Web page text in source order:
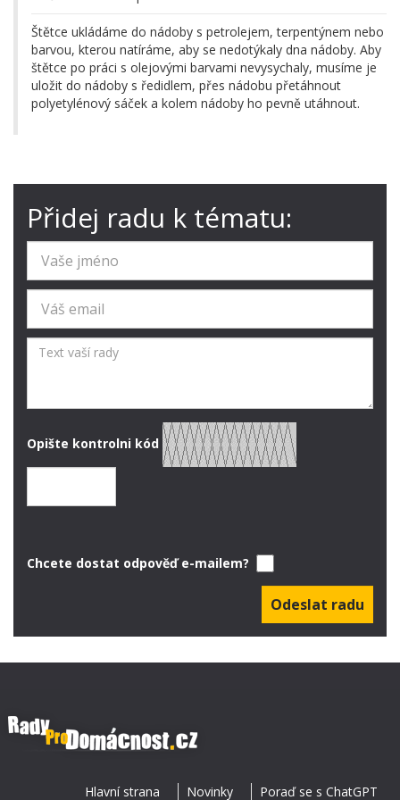
Štětce ukládáme do nádoby s petrolejem, terpentýnem nebo
barvou, kterou natíráme, aby se nedotýkaly dna nádoby. Aby
štětce po práci s olejovými barvami nevysychaly, musíme je
uložit do nádoby s ředidlem, přes nádobu přetáhnout
polyetylénový sáček a kolem nádoby ho pevně utáhnout.
Přidej radu k tématu:
Opište kontrolni kód
Chcete dostat odpověď e-mailem?
Hlavní strana Novinky Poraď se s ChatGPT